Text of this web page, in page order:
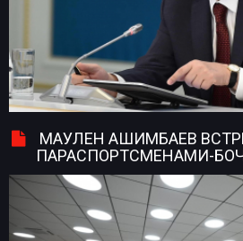
МАУЛЕН АШИМБАЕВ
ПАРАСПОРТСМЕНАМИ-